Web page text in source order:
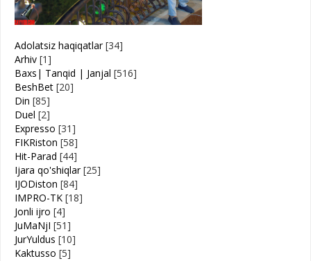
Adolatsiz haqiqatlar [34]
Arhiv [1]
Baxs| Tanqid | Janjal [516]
BeshBet [20]
Din [85]
Duel [2]
Expresso [31]
FIKRiston [58]
Hit-Parad [44]
Ijara qo'shiqlar [25]
IJODiston [84]
IMPRO-TK [18]
Jonli ijro [4]
JuMaNjI [51]
JurYuldus [10]
Kaktusso [5]